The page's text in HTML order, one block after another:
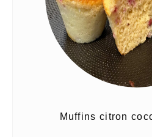
Muffins citron